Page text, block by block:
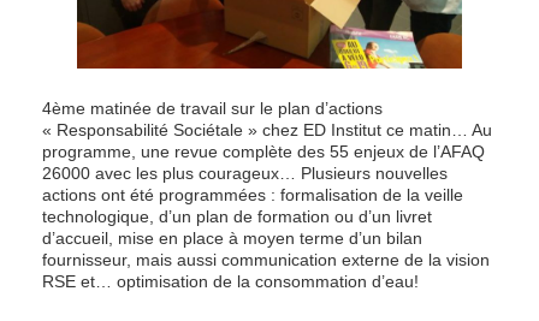
4ème matinée de travail sur le plan d’actions
« Responsabilité Sociétale » chez ED Institut ce matin… Au
programme, une revue complète des 55 enjeux de l’AFAQ
26000 avec les plus courageux… Plusieurs nouvelles
actions ont été programmées : formalisation de la veille
technologique, d’un plan de formation ou d’un livret
d’accueil, mise en place à moyen terme d’un bilan
fournisseur, mais aussi communication externe de la vision
RSE et… optimisation de la consommation d’eau!